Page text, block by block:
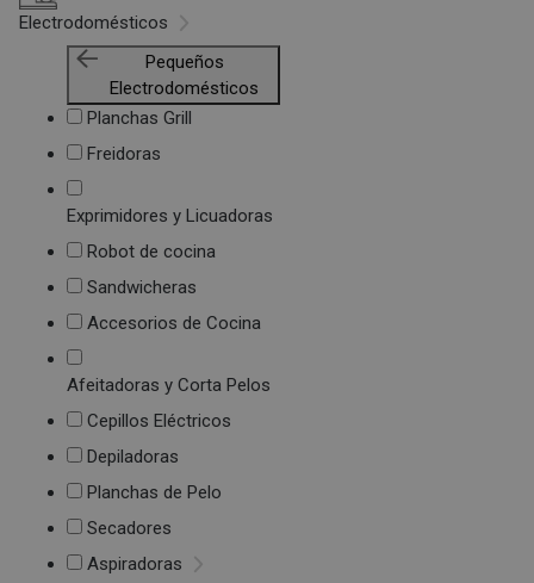
Electrodomésticos
Pequeños
Electrodomésticos
Planchas Grill
Freidoras
Exprimidores y Licuadoras
Robot de cocina
Sandwicheras
Accesorios de Cocina
Afeitadoras y Corta Pelos
Cepillos Eléctricos
Depiladoras
Planchas de Pelo
Secadores
Aspiradoras